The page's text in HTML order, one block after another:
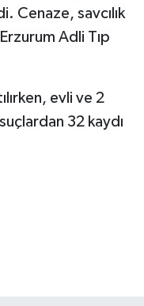
Cenaze, savcılık
Adli Tıp
evli ve 2
32 kaydı